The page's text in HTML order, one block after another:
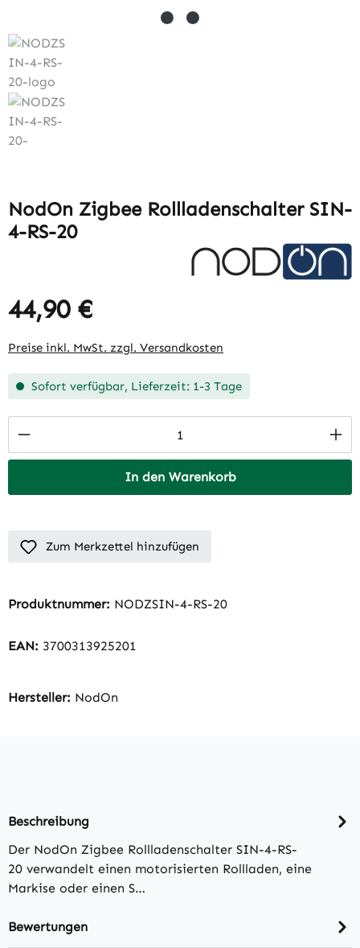
NodOn Zigbee Rollladenschalter SIN-
4-RS-20
44,90 €
Preise inkl. MwSt. zzgl. Versandkosten
Sofort verfügbar, Lieferzeit: 1-3 Tage
Produkt Anzahl: Gib den gewünschten
In den Warenkorb
Zum Merkzettel hinzufügen
Produktnummer: NODZSIN-4-RS-20
EAN: 3700313925201
Hersteller: NodOn
Beschreibung
Der NodOn Zigbee Rollladenschalter SIN-4-RS-
20 verwandelt einen motorisierten Rollladen, eine
Markise oder einen S…
Bewertungen